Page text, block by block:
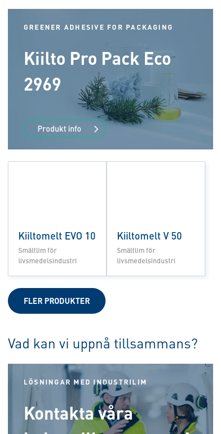
GREENER ADHESIVE FOR PACKAGING
Kiilto Pro Pack Eco
2969
Produkt info
Kiiltomelt EVO 10
Smältlim för
livsmedelsindustri
Kiiltomelt V 50
Smältlim för
livsmedelsindustri
FLER PRODUKTER
Vad kan vi uppnå tillsammans?
LÖSNINGAR MED INDUSTRILIM
Kontakta våra